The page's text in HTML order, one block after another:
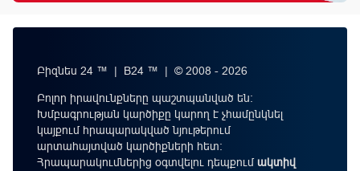
Բիզնես 24 ™ | B24 ™ | © 2008 - 2026
Բոլոր իրավունքները պաշտպանված են:
Խմբագրության կարծիքը կարող է չհամընկնել
կայքում հրապարակված նյութերում
արտահայտված կարծիքների հետ:
Հրապարակումներից օգտվելու դեպքումակտիվ